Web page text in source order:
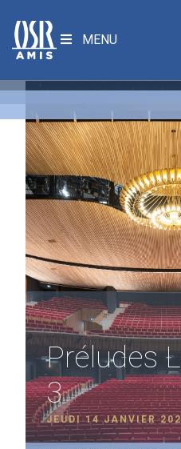
MENU
Préludes
3
JEUDI 14 JANVIER